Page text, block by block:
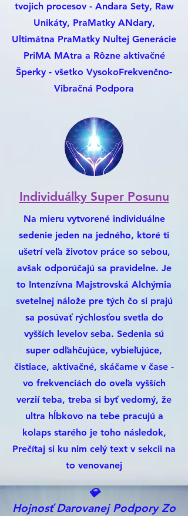
tvojich procesov - Andara Sety, Raw
Unikáty, PraMatky ANdary,
Ultimátna PraMatky Nultej Generácie
PriMA MAtra a Rôzne aktivačné
Šperky - všetko VysokoFrekvenčno-
Vibračná Podpora
Individuálky Super Posunu
Na mieru vytvorené individuálne
sedenie jeden na jedného, ktoré ti
ušetrí veľa životov práce so sebou,
avšak odporúčajú sa pravidelne. Je
to Intenzívna Majstrovská Alchýmia
svetelnej nálože pre tých čo si prajú
sa posúvať rýchlosťou svetla do
vyšších levelov seba. Sedenia sú
super odľahčujúce, vybieľujúce,
čistiace, aktivačné, skáčame v čase -
vo frekvenciách do oveľa vyšších
verzií teba, treba si byť vedomý, že
ultra hĺbkovo na tebe pracujú a
kolaps starého je toho následok,
Prečítaj si ku nim celý text v sekcii na
to venovanej
💎
Hojnosť Darovanej Podpory Zo